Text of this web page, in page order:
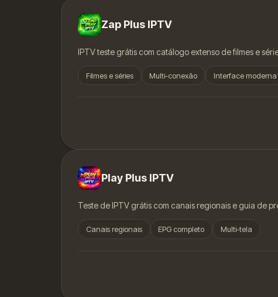
Zap Plus IPTV
IPTV teste grátis com catálogo extenso de filmes e
Filmes e séries Multi-conexão Interface moderna
Play Plus IPTV
Teste de IPTV grátis com canais regionais e guia de
Canais regionais EPG completo Multi-tela